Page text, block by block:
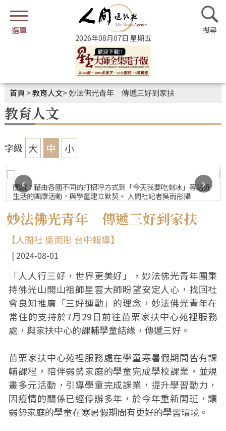
2026年08月07日 星期五
首頁 >教育人文>妙法佛光青年 傳遞三好到家扶
教育人文
字級 大 中 小
圖說：藉由各國不同的打招呼方式到「今天我要吃剉冰」等貼近
生活的團康活動，與學童建立默契。 人間社記者吳雨彤攝
‹
›
妙法佛光青年 傳遞三好到家扶
【人間社 吳雨彤 台中報導】
2024-08-01
「人人行三好，世界更美好」，妙法佛光青年團秉
持佛光山開山祖師星雲大師盼望安定人心，找回社
會良知推廣「三好運動」的理念，妙法佛光青年在
常住的支持於7月29日前往苗栗家扶中心苑裡服務
處，與家扶中心的課輔學童結緣，傳遞三好。
苗栗家扶中心苑裡服務處在學童寒暑假期間皆有課
輔課程，陪伴弱勢家庭的學童完成學校課業，並規
畫多元活動，引導學童完成課業，提升學習動力，
因疫情的關係已經停辦多年，於今年重新開班，讓
弱勢家庭的學童在寒暑假期間有更好的學習環境。